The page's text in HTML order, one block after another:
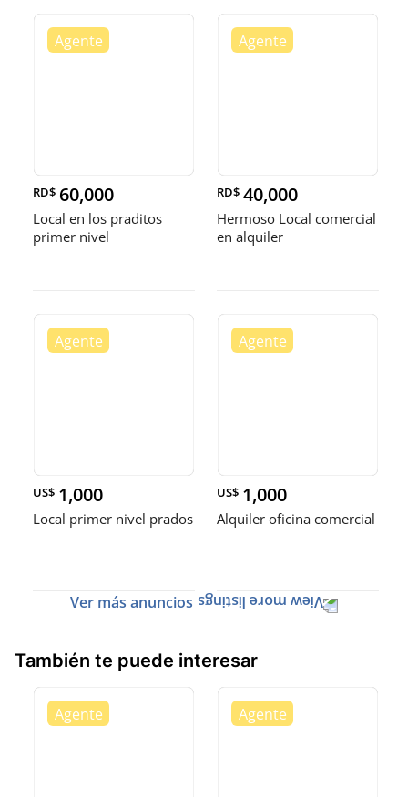
RD$ 60,000
Local en los praditos
primer nivel
RD$ 40,000
Hermoso Local comercial
en alquiler
US$ 1,000
Local primer nivel prados
US$ 1,000
Alquiler oficina comercial
Ver más anuncios
También te puede interesar